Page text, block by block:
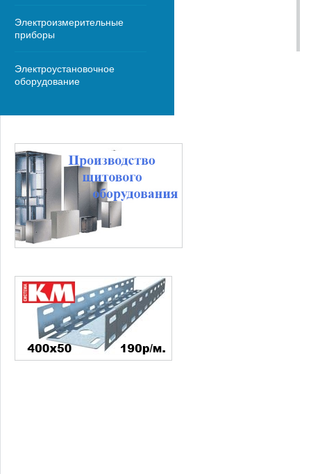
Электроизмерительные
приборы
Электроустановочное
оборудование